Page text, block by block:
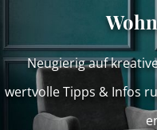
Neugierig auf
wertvolle Tipps & Infos